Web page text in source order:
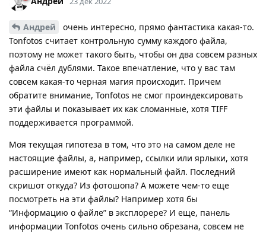
Андрей
очень интересно, прямо фантастика какая-то.
Tonfotos считает контрольную сумму каждого файла,
поэтому не может такого быть, чтобы он два совсем разных
файла счёл дублями. Такое впечатление, что у вас там
совсем какая-то черная магия происходит. Причем
обратите внимание, Tonfotos не смог проиндексировать
эти файлы и показывает их как сломанные, хотя TIFF
поддерживается программой.
Моя текущая гипотеза в том, что это на самом деле не
настоящие файлы, а, например, ссылки или ярлыки, хотя
расширение имеют как нормальный файл. Последний
скришот откуда? Из фотошопа? А можете чем-то еще
посмотреть на эти файлы? Например хотя бы
“Информацию о файле” в эксплорере? И еще, панель
информации Tonfotos очень сильно обрезана, совсем не